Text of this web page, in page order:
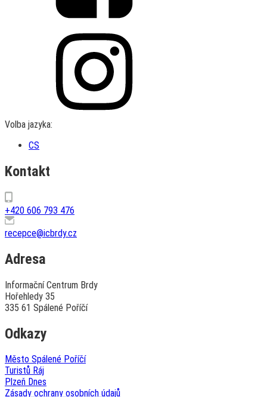
Volba jazyka:
CS
Kontakt
+420 606 793 476
recepce@icbrdy.cz
Adresa
Informační Centrum Brdy
Hořehledy 35
335 61 Spálené Poříčí
Odkazy
Město Spálené Poříčí
Turistů Ráj
Plzeň Dnes
Zásady ochrany osobních údajů